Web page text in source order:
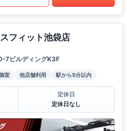
フィット池袋店
7ビルディングK3F
室 他店舗利用 駅から5分以内
定休日
定休日なし